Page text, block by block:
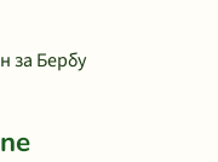
за Бербу